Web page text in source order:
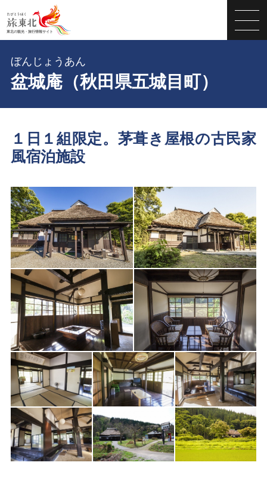
盆城庵（秋田県五城目町）
ぼんじょうあん
１日１組限定。茅葺き屋根の古民家
風宿泊施設